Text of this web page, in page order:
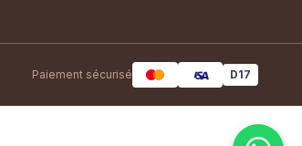
Paiement sécurisé D17